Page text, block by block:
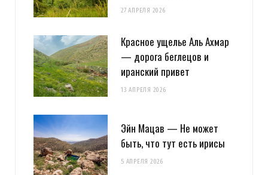
27 АПРЕЛЯ 2026
Красное ущелье Аль Ахмар
— дорога беглецов и
иранский привет
13 АПРЕЛЯ 2026
Эйн Мацав — Не может
быть, что тут есть ирисы
5 АПРЕЛЯ 2026